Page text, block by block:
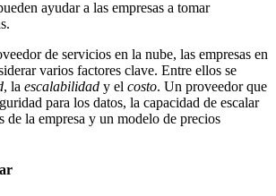
ayudar a las empresas a tomar
de servicios en la nube, las empresas en
varios factores clave. Entre ellos se
, la escalabilidad y el costo. Un proveedor que
para los datos, la capacidad de escalar
de la empresa y un modelo de precios